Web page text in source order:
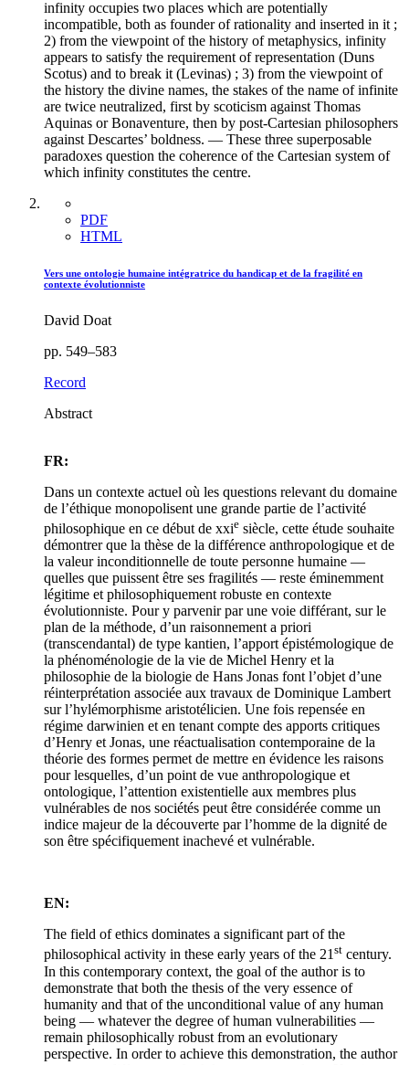
infinity occupies two places which are potentially
incompatible, both as founder of rationality and inserted in it ;
2) from the viewpoint of the history of metaphysics, infinity
appears to satisfy the requirement of representation (Duns
Scotus) and to break it (Levinas) ; 3) from the viewpoint of
the history the divine names, the stakes of the name of infinite
are twice neutralized, first by scoticism against Thomas
Aquinas or Bonaventure, then by post-Cartesian philosophers
against Descartes’ boldness. — These three superposable
paradoxes question the coherence of the Cartesian system of
which infinity constitutes the centre.
PDF
HTML
Vers une ontologie humaine intégratrice du handicap et de la fragilité en
contexte évolutionniste
David Doat
pp. 549–583
Record
Abstract
FR:
Dans un contexte actuel où les questions relevant du domaine
de l’éthique monopolisent une grande partie de l’activité
philosophique en ce début de xxie siècle, cette étude souhaite
démontrer que la thèse de la différence anthropologique et de
la valeur inconditionnelle de toute personne humaine —
quelles que puissent être ses fragilités — reste éminemment
légitime et philosophiquement robuste en contexte
évolutionniste. Pour y parvenir par une voie différant, sur le
plan de la méthode, d’un raisonnement a priori
(transcendantal) de type kantien, l’apport épistémologique de
la phénoménologie de la vie de Michel Henry et la
philosophie de la biologie de Hans Jonas font l’objet d’une
réinterprétation associée aux travaux de Dominique Lambert
sur l’hylémorphisme aristotélicien. Une fois repensée en
régime darwinien et en tenant compte des apports critiques
d’Henry et Jonas, une réactualisation contemporaine de la
théorie des formes permet de mettre en évidence les raisons
pour lesquelles, d’un point de vue anthropologique et
ontologique, l’attention existentielle aux membres plus
vulnérables de nos sociétés peut être considérée comme un
indice majeur de la découverte par l’homme de la dignité de
son être spécifiquement inachevé et vulnérable.
EN:
The field of ethics dominates a significant part of the
philosophical activity in these early years of the 21st century.
In this contemporary context, the goal of the author is to
demonstrate that both the thesis of the very essence of
humanity and that of the unconditional value of any human
being — whatever the degree of human vulnerabilities —
remain philosophically robust from an evolutionary
perspective. In order to achieve this demonstration, the author